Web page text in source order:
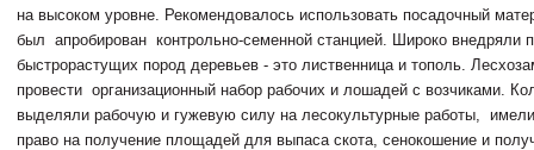
на высоком уровне. Рекомендовалось использовать посадочный
был апробирован контрольно-семенной станцией. Широко внедряли
быстрорастущих пород деревьев - это лиственница и тополь.
провести организационный набор рабочих и лошадей с возчиками.
выделяли рабочую и гужевую силу на лесокультурные работы,
право на получение площадей для выпаса скота, сенокошение и